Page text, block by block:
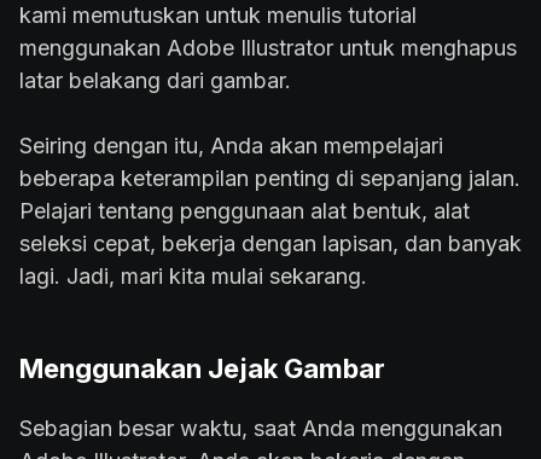
kami memutuskan untuk menulis tutorial
menggunakan Adobe Illustrator untuk menghapus
latar belakang dari gambar.
Seiring dengan itu, Anda akan mempelajari
beberapa keterampilan penting di sepanjang jalan.
Pelajari tentang penggunaan alat bentuk, alat
seleksi cepat, bekerja dengan lapisan, dan banyak
lagi. Jadi, mari kita mulai sekarang.
Menggunakan Jejak Gambar
Sebagian besar waktu, saat Anda menggunakan